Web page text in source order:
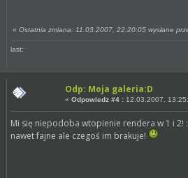
«Ostatnia zmiana: 11.03.2007, 22:20:05 wysłane
last:
Odp: Moja galeria:D
«Odpowiedz #4 : 12.03.2007,
Mi się niepodoba wtopienie rendera w 1 i 2! :
nawet fajne ale czegoś im brakuje!